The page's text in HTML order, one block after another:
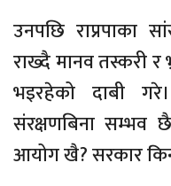
उनपछि राप्रपाका
राख्दै मानव तस्करी र
भइरहेको दाबी
संरक्षणबिना
आयोग खै? सरकार